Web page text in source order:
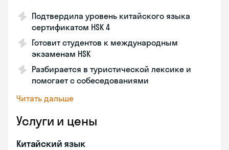
Подтвердила уровень китайского языка
сертификатом HSK 4
Готовит студентов к международным
экзаменам HSK
Разбирается в туристической лексике и
помогает с собеседованиями
Читать дальше
Услуги и цены
Китайский язык